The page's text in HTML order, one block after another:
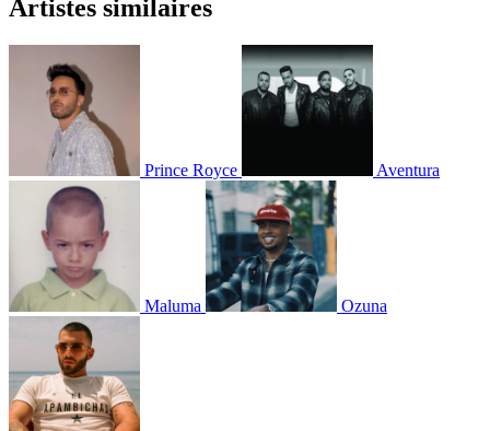
Artistes similaires
Prince Royce Aventura
Maluma Ozuna